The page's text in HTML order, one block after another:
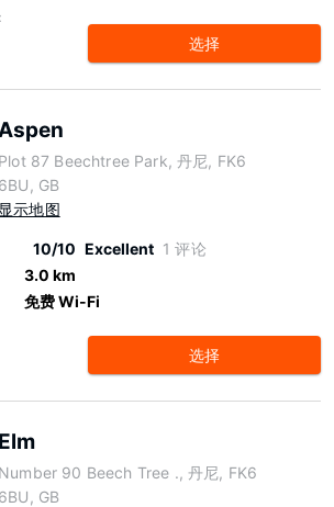
选择
Plot 87 Beechtree Park, 丹尼, FK6
6BU, GB
显示地图
10/10 Excellent 1 评论
3.0 km
免费 Wi-Fi
选择
Elm
Number 90 Beech Tree ., 丹尼, FK6
6BU, GB